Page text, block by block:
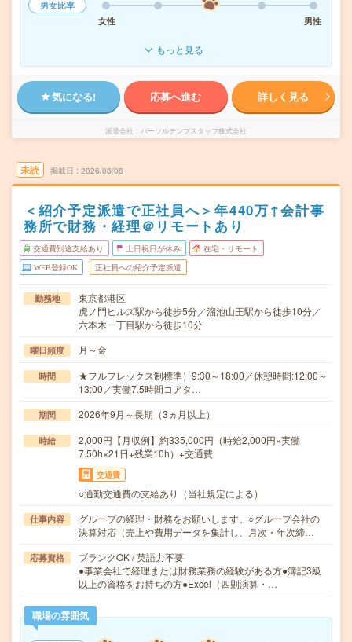
男女比率
女性
男性
もっと見る
気になる! 応募へ進む 詳しく見る
派遣会社 パーソルテンプスタッフ株式会社
未読 掲載日 2026/08/08
＜紹介予定派遣で正社員へ＞年440万↑会計事
務所で財務・経理＠リモートあり
交通費別途支給あり 土日祝日が休み 在宅・リモート
WEB登録OK 正社員への紹介予定派遣
勤務地
東京都港区
虎ノ門ヒルズ駅から徒歩5分／溜池山王駅から徒歩10分／
六本木一丁目駅から徒歩10分
曜日頻度 月～金
時間
★フルフレックス制標準）9:30～18:00／休憩時間:12:00～
13:00／実働7.5時間コアタ…
期間 2026年9月～長期（3ヵ月以上）
時給
2,000円【月収例】約335,000円（時給2,000円×実働
7.50h×21日+残業10h）+交通費
交通費
○通勤交通費の支給あり（当社規定による）
仕事内容
グループの経理・財務をお願いします。○グループ会社の
決算対応（売上や費用データを集計し、月次・年次締…
応募資格
ブランクOK / 英語力不要
●事業会社で経理または財務業務の経験がある方●簿記3級
以上の資格をお持ちの方●Excel（四則演算・…
職場の雰囲気